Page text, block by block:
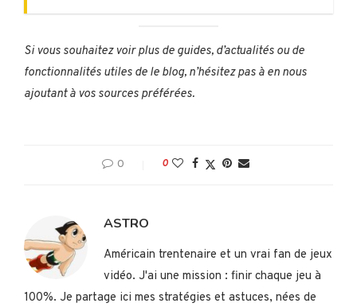
Si vous souhaitez voir plus de guides, d’actualités ou de
fonctionnalités utiles de le blog, n’hésitez pas à en nous
ajoutant à vos sources préférées.
0 0
ASTRO
Américain trentenaire et un vrai fan de jeux
vidéo. J'ai une mission : finir chaque jeu à
100%. Je partage ici mes stratégies et astuces, nées de